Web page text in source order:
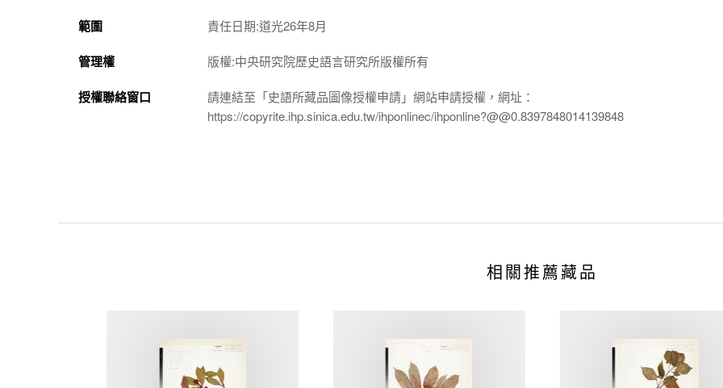
範圍 責任日期:道光26年8月
管理權 版權:中央研究院歷史語言研究所版權所有
授權聯絡窗口
請連結至「史語所藏品圖像授權申請」網站申請授權，網址：
https://copyrite.ihp.sinica.edu.tw/ihponlinec/ihponline?@@0.8397848014139848
相關推薦藏品